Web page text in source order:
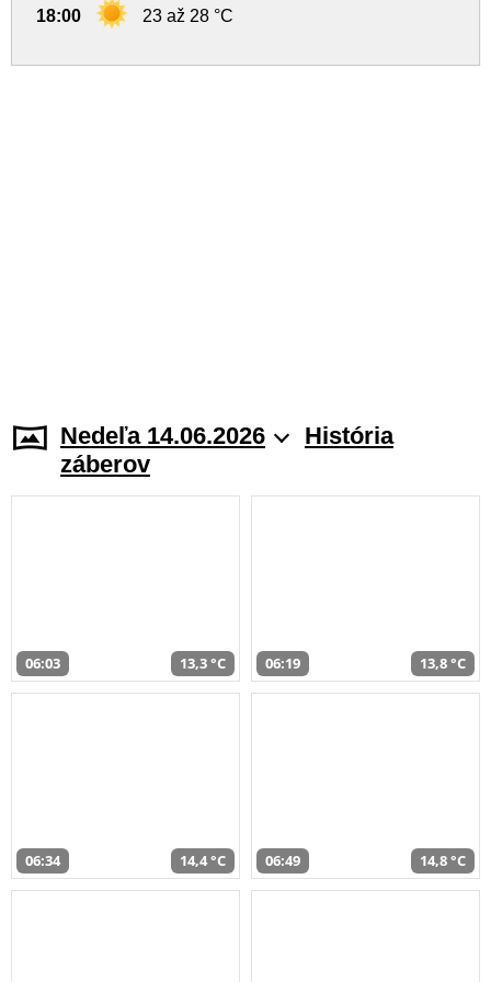
18:00 23 až 28 °C
Nedeľa 14.06.2026
História
záberov
06:03 13,3 °C 06:19 13,8 °C
06:34 14,4 °C 06:49 14,8 °C